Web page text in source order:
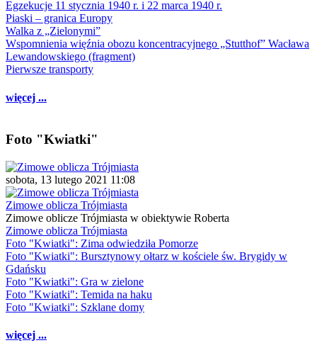
Egzekucje 11 stycznia 1940 r. i 22 marca 1940 r.
Piaski – granica Europy
Walka z „Zielonymi”
Wspomnienia więźnia obozu koncentracyjnego „Stutthof” Wacława
Lewandowskiego (fragment)
Pierwsze transporty
więcej ...
Foto "Kwiatki"
sobota, 13 lutego 2021 11:08
Zimowe oblicza Trójmiasta
Zimowe oblicze Trójmiasta w obiektywie Roberta
Zimowe oblicza Trójmiasta
Foto "Kwiatki": Zima odwiedziła Pomorze
Foto "Kwiatki": Bursztynowy ołtarz w kościele św. Brygidy w
Gdańsku
Foto "Kwiatki": Gra w zielone
Foto "Kwiatki": Temida na haku
Foto "Kwiatki": Szklane domy
więcej ...